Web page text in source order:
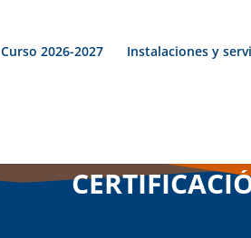
Curso 2026-2027 Instalaciones y